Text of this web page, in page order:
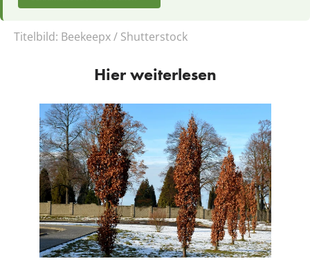
Titelbild: Beekeepx / Shutterstock
Hier weiterlesen